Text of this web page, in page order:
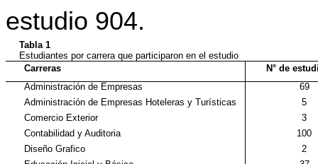
estudio 904.
Tabla 1
Estudiantes por carrera que participaron en el estudio
Carreras
N° de
Administración de Empresas
69
Administración de Empresas Hoteleras y Turísticas
5
Comercio Exterior
3
Contabilidad y Auditoria
100
Diseño Grafico
2